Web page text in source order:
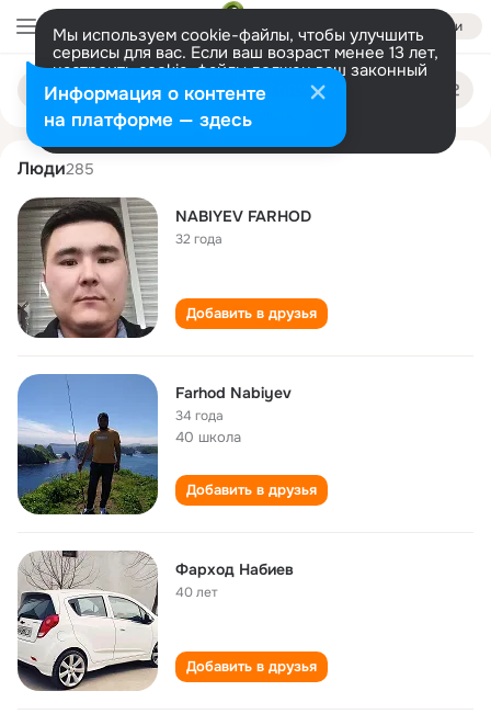
Войти
Мы используем cookie-файлы, чтобы улучшить
сервисы для вас. Если ваш возраст менее 13 лет,
настроить cookie-файлы должен ваш законный
представитель. Больше информации
Разрешить все Настроить
Поиск
людям
farkhod nabiev
Люди285
NABIYEV FARHOD
32 года
Добавить в друзья
Farhod Nabiyev
34 года
40 школа
Добавить в друзья
Фарход Набиев
40 лет
Добавить в друзья
Информация о контенте
на платформе — здесь